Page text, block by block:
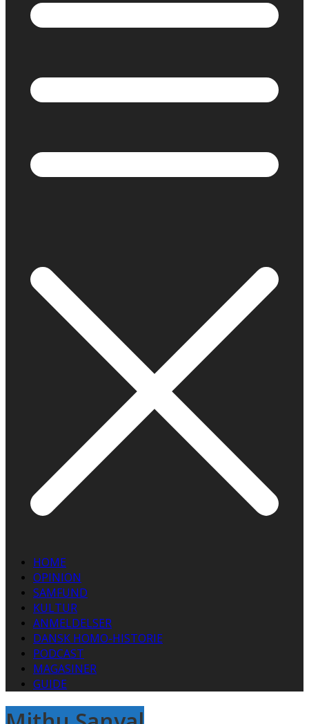
HOME
OPINION
SAMFUND
KULTUR
ANMELDELSER
DANSK HOMO-HISTORIE
PODCAST
MAGASINER
GUIDE